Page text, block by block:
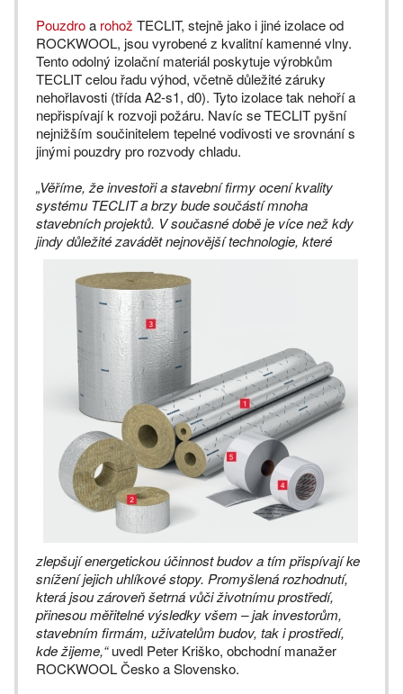
Pouzdroa rohož TECLIT, stejně jako i jiné izolace od
ROCKWOOL, jsou vyrobené z kvalitní kamenné vlny.
Tento odolný izolační materiál poskytuje výrobkům
TECLIT celou řadu výhod, včetně důležité záruky
nehořlavosti (třída A2-s1, d0). Tyto izolace tak nehoří a
nepřispívají k rozvoji požáru. Navíc se TECLIT pyšní
nejnižším součinitelem tepelné vodivosti ve srovnání s
jinými pouzdry pro rozvody chladu.
„Věříme, že investoři a stavební firmy ocení kvality
systému TECLIT a brzy bude součástí mnoha
stavebních projektů. V současné době je více než kdy
jindy důležité zavádět nejnovější technologie, které
zlepšují energetickou účinnost budov a tím přispívají ke
snížení jejich uhlíkové stopy. Promyšlená rozhodnutí,
která jsou zároveň šetrná vůči životnímu prostředí,
přinesou měřitelné výsledky všem – jak investorům,
stavebním firmám, uživatelům budov, tak i prostředí,
kde žijeme,“uvedl Peter Kriško, obchodní manažer
ROCKWOOL Česko a Slovensko.